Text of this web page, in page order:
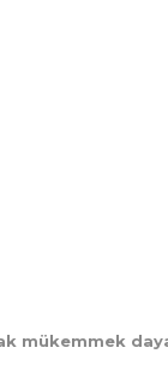
mükemmek